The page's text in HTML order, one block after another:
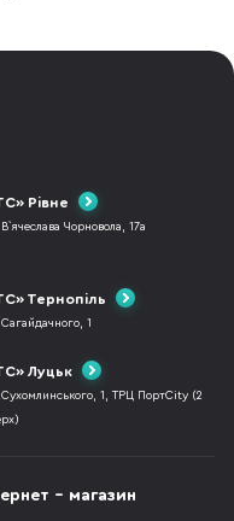
Рівне
В`ячеслава Чорновола, 17а
Тернопіль
Сагайдачного, 1
Луцьк
Сухомлинського, 1, ТРЦ ПортCity (2
- магазин